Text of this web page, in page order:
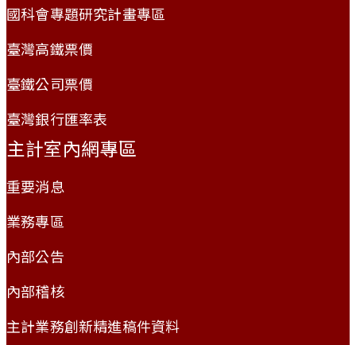
國科會專題研究計畫專區
臺灣高鐵票價
臺鐵公司票價
臺灣銀行匯率表
主計室內網專區
重要消息
業務專區
內部公告
內部稽核
主計業務創新精進稿件資料